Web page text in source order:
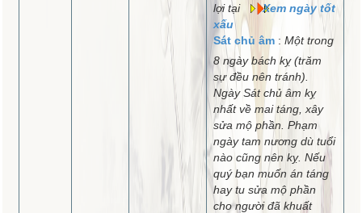
lợi tại
Xem ngày tốt
xấu
Sát chủ âm: Một trong
8 ngày bách kỵ (trăm
sự đều nên tránh).
Ngày Sát chủ âm kỵ
nhất về mai táng, xây
sửa mộ phần. Phạm
ngày tam nương dù tuổi
nào cũng nên kỵ. Nếu
quý bạn muốn án táng
hay tu sửa mộ phần
cho người đã khuất